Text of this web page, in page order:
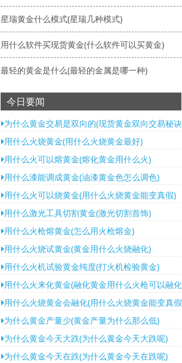
星瑞黄金什么模式(星瑞几种模式)
用什么软件买现货黄金(什么软件可以买黄金)
最轻的黄金是什么(最轻的金属是哪一种)
今日要闻
为什么黄金交易是双向的(现货黄金双向交易秘诀)
用什么火烧黄金(用什么火烧黄金最好)
用什么火可以熔黄金(熔化黄金用什么火)
用什么漆能调成黄金(油漆黄金色怎么调色)
用什么火可以烧黄金(用什么火烧黄金能变真假)
用什么激光工具切割黄金(激光切割首饰)
用什么火枪熔黄金(怎么用火枪熔金)
用什么火烧试黄金(黄金用什么火烧融化)
用什么火机试验黄金纯度(打火机检验黄金)
用什么火来化黄金(融化黄金用什么火枪可以融化)
用什么火烧黄金会融化(用什么火烧黄金能变真假)
为什么黄金产量少(黄金产量为什么那么低)
为什么黄金今天大跌(为什么黄金今天大跌呢)
为什么黄金今天在跌(为什么黄金今天在跌呢)